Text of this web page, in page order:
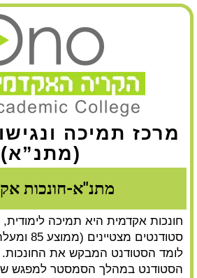
מרכז תמיכה
(מתנ”א)
מתנ"א-חונכות
חונכות אקדמית היא תמיכה לימודית,
סטודנטים
לומד הסטודנט המבקש את
הסטודנט במהלך הסמסטר למפגש